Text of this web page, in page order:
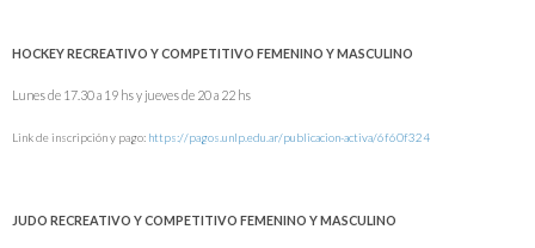
HOCKEY RECREATIVO Y COMPETITIVO FEMENINO Y MASCULINO
Lunes de 17.30 a 19 hs y jueves de 20 a 22 hs
Link de inscripción y pago: https://pagos.unlp.edu.ar/publicacion-activa/6f60f324
JUDO RECREATIVO Y COMPETITIVO FEMENINO Y MASCULINO